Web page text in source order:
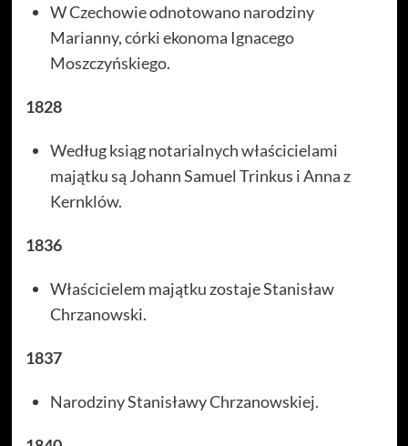
W Czechowie odnotowano narodziny
Marianny, córki ekonoma Ignacego
Moszczyńskiego.
1828
Według ksiąg notarialnych właścicielami
majątku są Johann Samuel Trinkus i Anna z
Kernklów.
1836
Właścicielem majątku zostaje Stanisław
Chrzanowski.
1837
Narodziny Stanisławy Chrzanowskiej.